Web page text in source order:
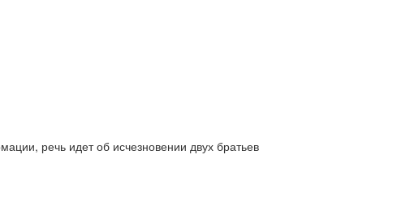
речь идет об исчезновении двух братьев